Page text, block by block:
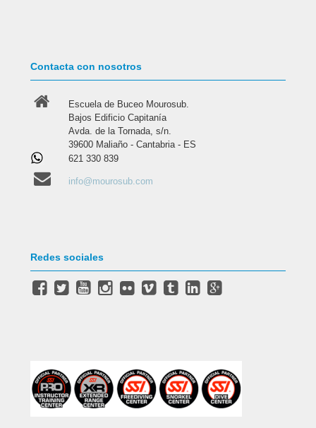
Contacta con nosotros
Escuela de Buceo Mourosub.
Bajos Edificio Capitanía
Avda. de la Tornada, s/n.
39600 Maliaño - Cantabria - ES
621 330 839
info@mourosub.com
Redes sociales